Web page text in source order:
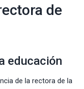
de
educación
de la rectora de la